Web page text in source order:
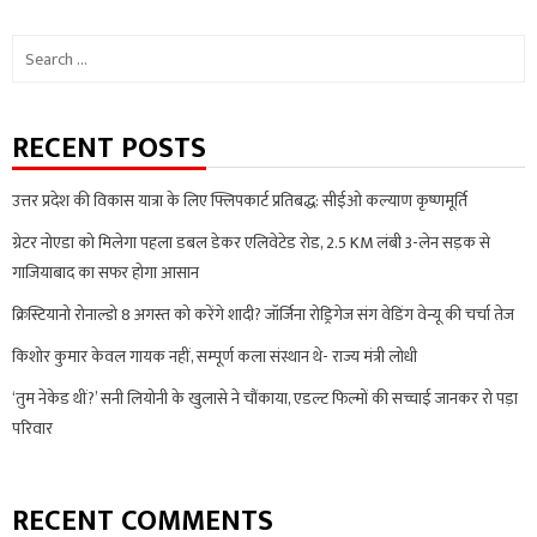
Search
RECENT POSTS
उत्तर प्रदेश की विकास यात्रा के लिए फ्लिपकार्ट प्रतिबद्ध: सीईओ कल्याण कृष्णमूर्ति
ग्रेटर नोएडा को मिलेगा पहला डबल डेकर एलिवेटेड रोड, 2.5 KM लंबी 3-लेन सड़क से
गाजियाबाद का सफर होगा आसान
क्रिस्टियानो रोनाल्डो 8 अगस्त को करेंगे शादी? जॉर्जिना रोड्रिगेज संग वेडिंग वेन्यू की चर्चा तेज
किशोर कुमार केवल गायक नहीं, सम्पूर्ण कला संस्थान थे- राज्य मंत्री लोधी
‘तुम नेकेड थीं?’ सनी लियोनी के खुलासे ने चौंकाया, एडल्ट फिल्मों की सच्चाई जानकर रो पड़ा
परिवार
RECENT COMMENTS